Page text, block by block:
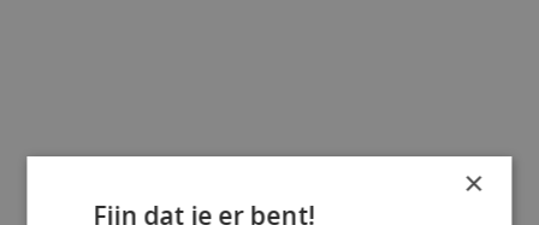
×
Fijn dat je er bent!